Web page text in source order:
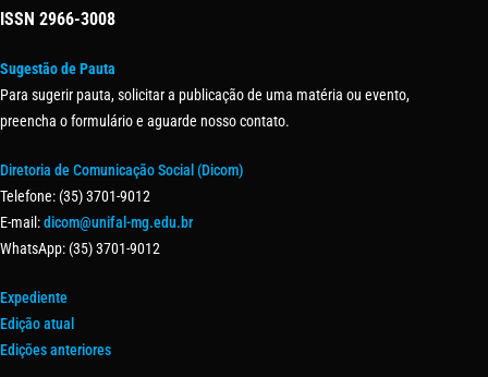
ISSN 2966-3008
Sugestão de Pauta
Para sugerir pauta, solicitar a publicação de uma matéria ou evento,
preencha o formulário e aguarde nosso contato.
Diretoria de Comunicação Social (Dicom)
Telefone: (35) 3701-9012
E-mail:dicom@unifal-mg.edu.br
WhatsApp: (35) 3701-9012
Expediente
Edição atual
Edições anteriores